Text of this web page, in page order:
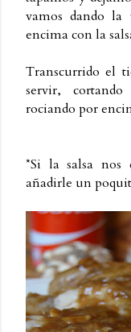
vamos dando
encima con la
Transcurrido el
servir,
rociando por
*Si la salsa nos
añadirle un